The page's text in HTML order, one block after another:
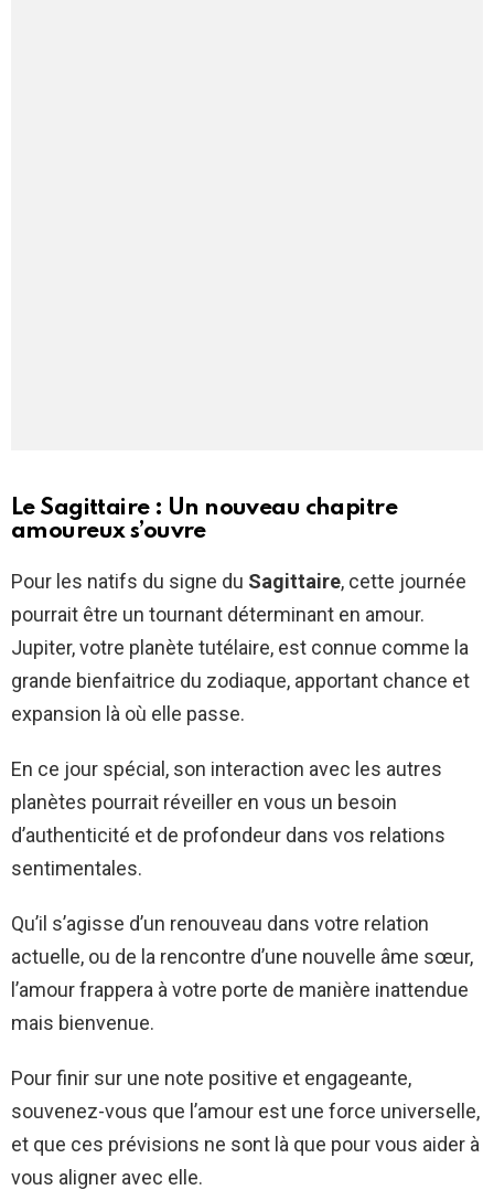
Le Sagittaire : Un nouveau chapitre
amoureux s’ouvre
Pour les natifs du signe du Sagittaire, cette journée
pourrait être un tournant déterminant en amour.
Jupiter, votre planète tutélaire, est connue comme la
grande bienfaitrice du zodiaque, apportant chance et
expansion là où elle passe.
En ce jour spécial, son interaction avec les autres
planètes pourrait réveiller en vous un besoin
d’authenticité et de profondeur dans vos relations
sentimentales.
Qu’il s’agisse d’un renouveau dans votre relation
actuelle, ou de la rencontre d’une nouvelle âme sœur,
l’amour frappera à votre porte de manière inattendue
mais bienvenue.
Pour finir sur une note positive et engageante,
souvenez-vous que l’amour est une force universelle,
et que ces prévisions ne sont là que pour vous aider à
vous aligner avec elle.